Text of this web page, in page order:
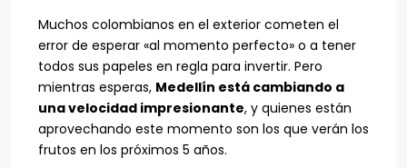
Muchos colombianos en el exterior cometen el
error de esperar «al momento perfecto» o a tener
todos sus papeles en regla para invertir. Pero
mientras esperas, Medellín está cambiando a
una velocidad impresionante, y quienes están
aprovechando este momento son los que verán los
frutos en los próximos 5 años.